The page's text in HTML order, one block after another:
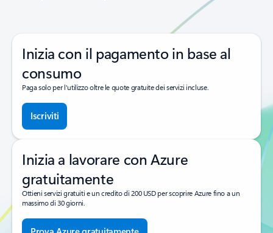
Inizia con il pagamento in base al
consumo
Paga solo per l'utilizzo oltre le quote gratuite dei servizi incluse.
Iscriviti
Inizia a lavorare con Azure
gratuitamente
Ottieni servizi gratuiti e un credito di 200 USD per scoprire Azure fino a un
massimo di 30 giorni.